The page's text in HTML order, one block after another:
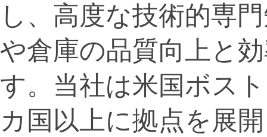
し、高度な技術的専
や倉庫の品質向上と
す。当社は米国ボス
カ国以上に拠点を展